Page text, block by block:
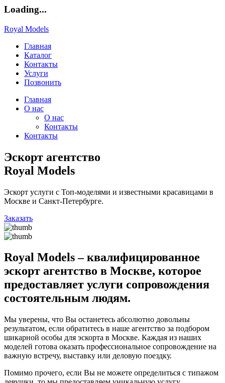
Loading...
Royal Models
Главная
Каталог
Контакты
Услуги
Позвонить
Главная
О нас
О нас
Контакты
Контакты
Эскорт агентство
Royal Models
Эскорт услуги с Топ-моделями и известными красавицами в
Москве и Санкт-Петербурге.
Заказать
Royal Models – квалифицированное
эскорт агентство в Москве, которое
предоставляет услуги сопровождения
состоятельным людям.
Мы уверены, что Вы останетесь абсолютно довольны
результатом, если обратитесь в наше агентство за подбором
шикарной особы для эскорта в Москве. Каждая из наших
моделей готова оказать профессиональное сопровождение на
важную встречу, выставку или деловую поездку.
Помимо прочего, если Вы не можете определиться с типажом